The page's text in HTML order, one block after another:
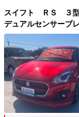
スイフト ＲＳ ３
デュアルセンサーブ
納式ドアミラー｜本
ルミホイール｜フル
ーカー｜